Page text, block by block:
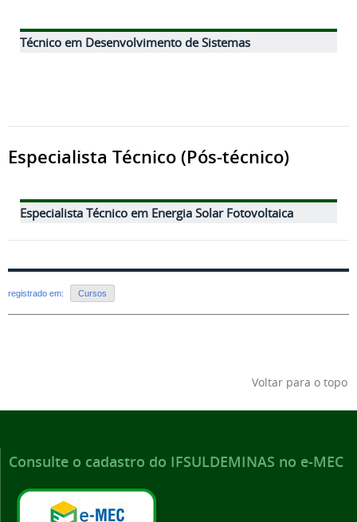
Técnico em Desenvolvimento de Sistemas
Especialista Técnico (Pós-técnico)
Especialista Técnico em Energia Solar Fotovoltaica
registrado em: Cursos
Voltar para o topo
Consulte o cadastro do IFSULDEMINAS no e-MEC